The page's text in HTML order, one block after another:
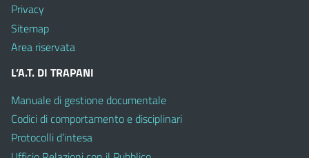
Privacy
Sitemap
Area riservata
L’A.T. DI TRAPANI
Manuale di gestione documentale
Codici di comportamento e disciplinari
Protocolli d’intesa